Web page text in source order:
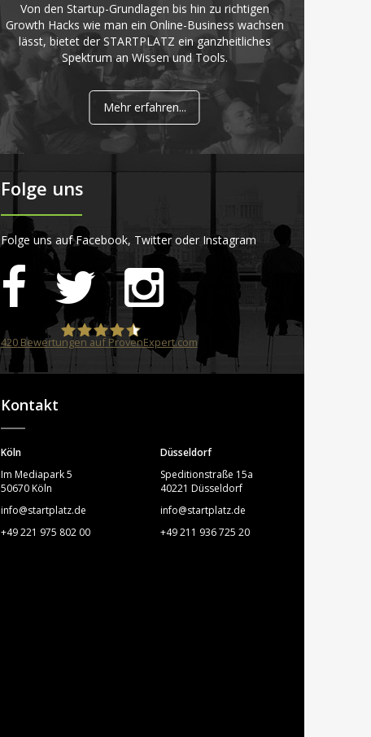
Von den Startup-Grundlagen bis hin zu richtigen
Growth Hacks wie man ein Online-Business wachsen
lässt, bietet der STARTPLATZ ein ganzheitliches
Spektrum an Wissen und Tools.
Mehr erfahren...
Folge uns
Folge uns auf Facebook, Twitter oder Instagram
STARTPLATZ
420Bewertungen auf ProvenExpert.com
Kontakt
Köln
Im Mediapark 5
50670 Köln
info@startplatz.de
+49 221 975 802 00
Düsseldorf
Speditionstraße 15a
40221 Düsseldorf
info@startplatz.de
+49 211 936 725 20